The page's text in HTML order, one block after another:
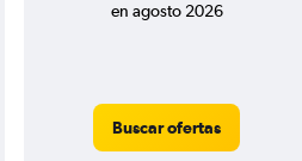
en agosto 2026
Buscar ofertas